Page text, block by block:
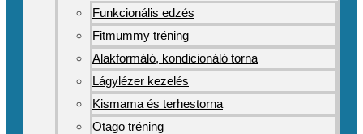
Funkcionális edzés
Fitmummy tréning
Alakformáló, kondicionáló torna
Lágylézer kezelés
Kismama és terhestorna
Otago tréning